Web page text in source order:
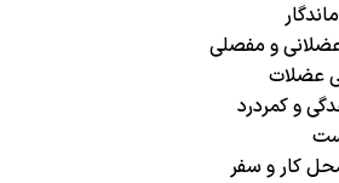
و مفصلی
عضلات
و کمردرد
کار و سفر